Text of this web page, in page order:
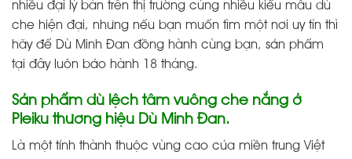
nhiều đại lý bán trên thị trường cùng nhiều kiểu mẫu dù
che hiện đại, nhưng nếu bạn muốn tìm một nơi uy tín thì
hãy để Dù Minh Đan đồng hành cùng bạn, sản phẩm
tại đây luôn bảo hành 18 tháng.
Sản phẩm dù lệch tâm vuông che nắng ở
Pleiku thương hiệu Dù Minh Đan.
Là một tỉnh thành thuộc vùng cao của miền trung Việt